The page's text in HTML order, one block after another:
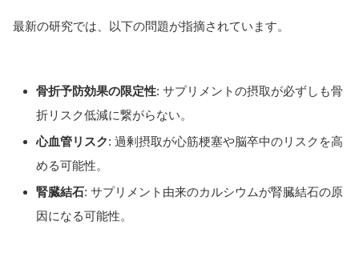
最新の研究では、以下の問題が指摘されています。
骨折予防効果の限定性: サプリメントの摂取が必ずしも骨
折リスク低減に繋がらない。
心血管リスク: 過剰摂取が心筋梗塞や脳卒中のリスクを高
める可能性。
腎臓結石: サプリメント由来のカルシウムが腎臓結石の原
因になる可能性。